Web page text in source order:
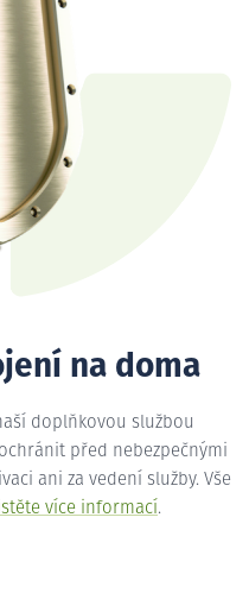
na doma
doplňkovou službou
před nebezpečnými
ani za vedení služby. Vše
více informací.